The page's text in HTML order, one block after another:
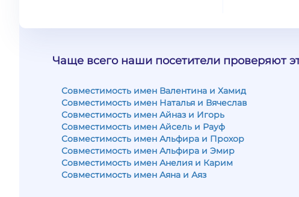
Чаще всего наши посетители проверяют
Совместимость имен Валентина и Хамид
Совместимость имен Наталья и Вячеслав
Совместимость имен Айназ и Игорь
Совместимость имен Айсель и Рауф
Совместимость имен Альфира и Прохор
Совместимость имен Альфира и Эмир
Совместимость имен Анелия и Карим
Совместимость имен Аяна и Аяз